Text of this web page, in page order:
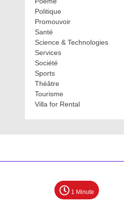
Politique
Promouvoir
Santé
Science & Technologies
Services
Société
Sports
Théâtre
Tourisme
Villa for Rental
1 Minute